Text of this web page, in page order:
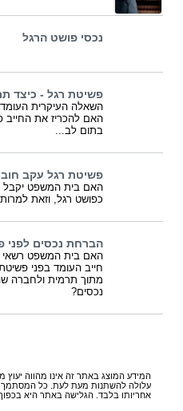
נכסי פושט הרגל
פשיטת רגל - כיצד
השאלה העיקרית
האם להכריז את החייב
בתום לב...
פשיטת רגל עקב
האם בית המשפט יקבל
כפושט רגל, וזאת
הברחת נכסים לפני
האם בית המשפט רשאי
חייב העומד בפני
מתוך תרמית ולחברה
נכסים?
המידע המוצג באתר זה אינו מהווה יעוץ
עלולה להשתנות מעת לעת. כל
אחריותו בלבד. הגלישה באתר היא